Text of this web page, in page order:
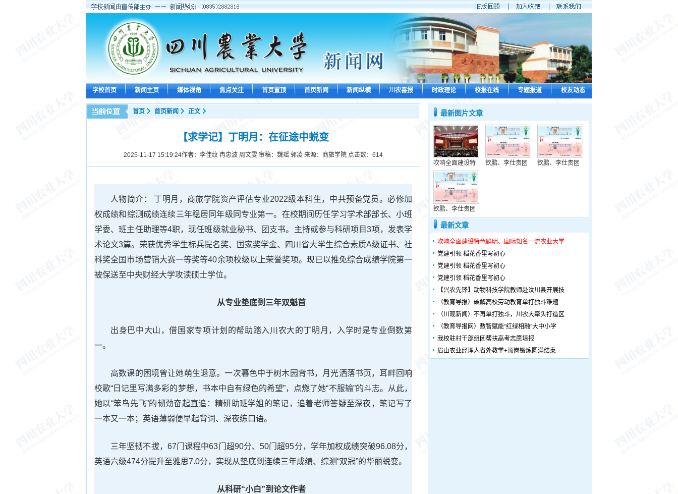
学校首页 新闻主页 媒体视角 焦点关注 首页置顶 首页新闻 新闻纵横 川农喜报 时政理论 校报在线 专题报道 校友动态
首页 首页新闻 正文
【求学记】丁明月：在征途中蜕变
2025-11-17 15:19:24作者：李佳纹 冉忠波 周文雯 审稿：魏瑶 郭凌 来源：商旅学院 点击数： 614
人物简介： 丁明月，商旅学院资产评估专业2022级本科生，中共预备党员。必修加
权成绩和综测成绩连续三年稳居同年级同专业第一。在校期间历任学习学术部部长、小班
学委、班主任助理等4职，现任班级就业秘书、团支书。主持或参与科研项目3项，发表学
术论文3篇。荣获优秀学生标兵提名奖、国家奖学金、四川省大学生综合素质A级证书、社
科奖全国市场营销大赛一等奖等40余项校级以上荣誉奖项。现已以推免综合成绩学院第一
被保送至中央财经大学攻读硕士学位。
从专业垫底到三年双魁首
出身巴中大山，借国家专项计划的帮助踏入川农大的丁明月，入学时是专业倒数第
一。
高数课的困境曾让她萌生退意。一次暮色中于树木园背书，月光洒落书页，耳畔回响
校歌“日记里写满多彩的梦想，书本中自有绿色的希望”，点燃了她“不服输”的斗志。从此，
她以“笨鸟先飞”的韧劲奋起直追：精研助班学姐的笔记，追着老师答疑至深夜，笔记写了
一本又一本；英语薄弱便早起背词、深夜练口语。
三年坚韧不拔，67门课程中63门超90分、50门超95分，学年加权成绩突破96.08分，
英语六级474分提升至雅思7.0分，实现从垫底到连续三年成绩、综测“双冠”的华丽蜕变。
从科研“小白”到论文作者
最新图片文章
吹响全面建设特 钦鹏、李仕贵团 钦鹏、李仕贵团
钦鹏、李仕贵团
最新文章
吹响全面建设特色鲜明、国际知名一流农业大学
党建引领 稻花香里写初心
党建引领 稻花香里写初心
党建引领 稻花香里写初心
【兴农先锋】动物科技学院教师赴汶川县开展技
（教育导报）破解高校劳动教育单打独斗难题
（川观新闻）不再单打独斗，川农大牵头打造区
（教育导报网）数智赋能“红绿相融”大中小学
我校驻村干部组团帮扶高考志愿填报
眉山农业经理人省外教学+顶岗锻炼圆满结束